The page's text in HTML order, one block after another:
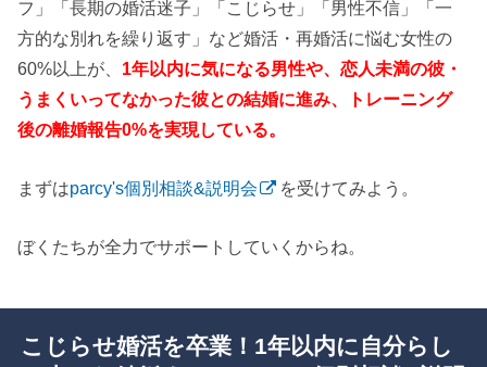
フ」「長期の婚活迷子」「こじらせ」「男性不信」「一
方的な別れを繰り返す」など婚活・再婚活に悩む女性の
60%以上が、 1年以内に気になる男性や、恋人未満の彼・
うまくいってなかった彼との結婚に進み、トレーニング
後の離婚報告0%を実現している。
まずはparcy's個別相談&説明会 を受けてみよう。
ぼくたちが全力でサポートしていくからね。
こじらせ婚活を卒業！1年以内に自分らし